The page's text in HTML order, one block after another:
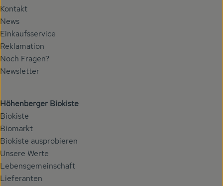
Kontakt
News
Einkaufsservice
Reklamation
Noch Fragen?
Newsletter
Höhenberger Biokiste
Biokiste
Biomarkt
Biokiste ausprobieren
Unsere Werte
Lebensgemeinschaft
Lieferanten